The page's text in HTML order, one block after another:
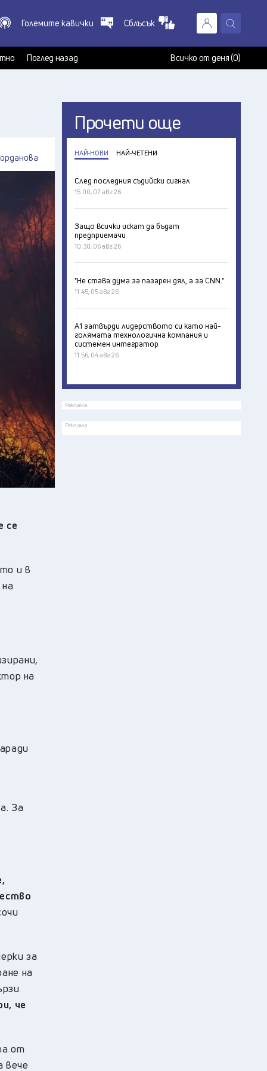
X
Големите кавички Сблъсък
Поглед назад Всичко от деня (0)
се
и в
на
За
за
на
че
от
вече
Прочети още
НАЙ-НОВИ НАЙ-ЧЕТЕНИ
След последния съдийски сигнал
15:00, 07 авг 26
Защо всички искат да бъдат
предприемачи
10:30, 06 авг 26
"Не става дума за пазарен дял, а за CNN."
11:45, 05 авг 26
А1 затвърди лидерството си като най-
голямата технологична компания и
системен интегратор
11:56, 04 авг 26
Реклама
Реклама